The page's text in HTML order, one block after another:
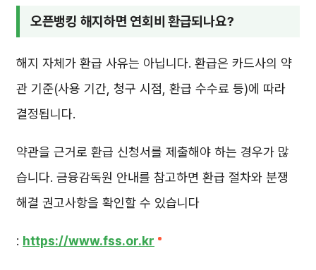
오픈뱅킹 해지하면 연회비 환급되나요?
해지 자체가 환급 사유는 아닙니다. 환급은 카드사의 약
관 기준(사용 기간, 청구 시점, 환급 수수료 등)에 따라
결정됩니다.
약관을 근거로 환급 신청서를 제출해야 하는 경우가 많
습니다. 금융감독원 안내를 참고하면 환급 절차와 분쟁
해결 권고사항을 확인할 수 있습니다
: https://www.fss.or.kr